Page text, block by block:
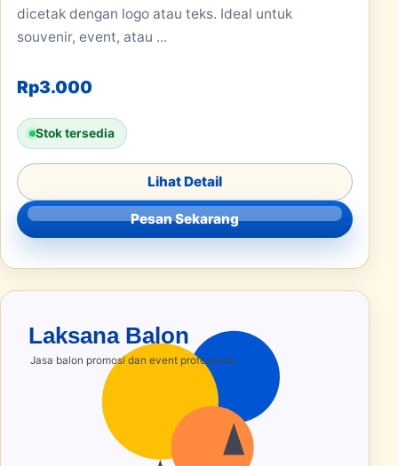
dicetak dengan logo atau teks. Ideal untuk
souvenir, event, atau ...
Rp3.000
Stok tersedia
Lihat Detail
Pesan Sekarang